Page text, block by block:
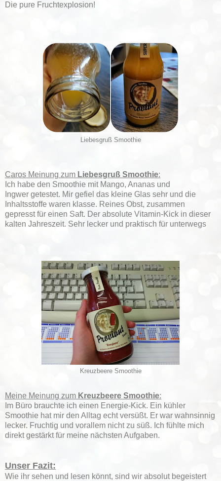
Die pure Fruchtexplosion!
Liebesgruß Smoothie
Caros Meinung zum Liebesgruß Smoothie:
Ich habe den Smoothie mit Mango, Ananas und
Ingwer getestet. Mir gefiel das kleine Glas sehr und die
Inhaltsstoffe waren klasse. Reines Obst, zusammen
gepresst für einen Saft. Der absolute Vitamin-Kick in dieser
kalten Jahreszeit. Sehr lecker und praktisch für unterwegs
Kreuzbeere Smoothie
Meine Meinung zum Kreuzbeere Smoothie:
Im Büro brauchte ich einen Energie-Kick. Ein kühler
Smoothie hat mir den Alltag echt versüßt. Er war wahnsinnig
lecker. Fruchtig und vorallem nicht zu süß. Ich fühlte mich
direkt gestärkt für meine nächsten Aufgaben.
Unser Fazit:
Wie ihr sehen und lesen könnt, sind wir absolut begeistert